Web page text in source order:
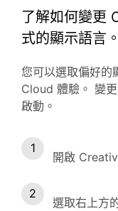
了解如何變更
式的顯示語言。
您可以選取偏好
Cloud 體驗。 變
啟動。
開啟
選取右上方